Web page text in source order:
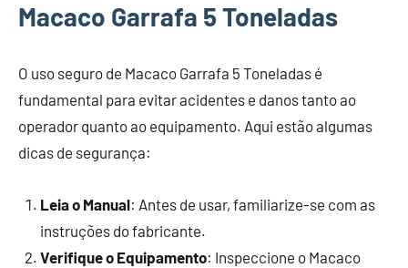
Macaco Garrafa 5 Toneladas
O uso seguro de Macaco Garrafa 5 Toneladas é
fundamental para evitar acidentes e danos tanto ao
operador quanto ao equipamento. Aqui estão algumas
dicas de segurança:
Leia o Manual: Antes de usar, familiarize-se com as
instruções do fabricante.
Verifique o Equipamento: Inspeccione o Macaco